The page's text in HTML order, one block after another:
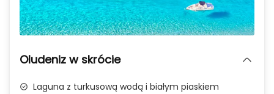
Zdjęcie 1 z 1
Oludeniz w skrócie
Laguna z turkusową wodą i białym piaskiem